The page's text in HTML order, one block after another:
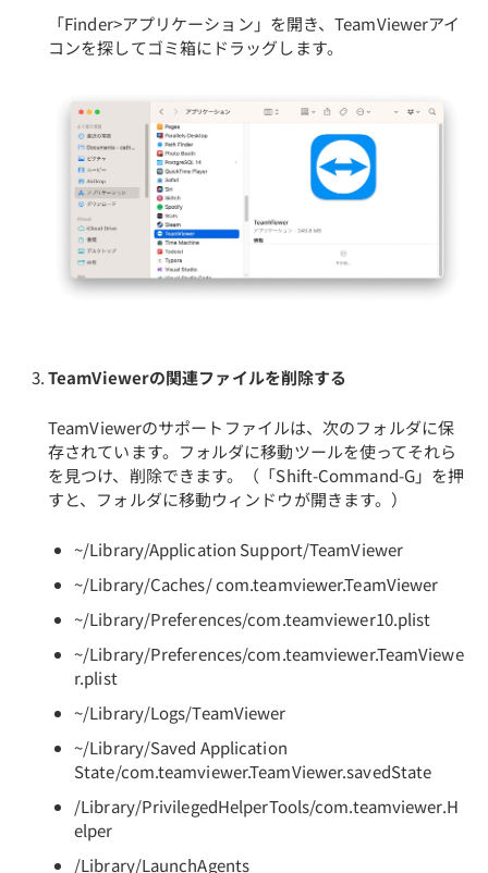
「Finder>アプリケーション」を開き、TeamViewerアイ
コンを探してゴミ箱にドラッグします。
TeamViewerの関連ファイルを削除する
TeamViewerのサポートファイルは、次のフォルダに保
存されています。フォルダに移動ツールを使ってそれら
を見つけ、削除できます。（「Shift-Command-G」を押
すと、フォルダに移動ウィンドウが開きます。）
~/Library/Application Support/TeamViewer
~/Library/Caches/ com.teamviewer.TeamViewer
~/Library/Preferences/com.teamviewer10.plist
~/Library/Preferences/com.teamviewer.TeamViewe
r.plist
~/Library/Logs/TeamViewer
~/Library/Saved Application
State/com.teamviewer.TeamViewer.savedState
/Library/PrivilegedHelperTools/com.teamviewer.H
elper
/Library/LaunchAgents